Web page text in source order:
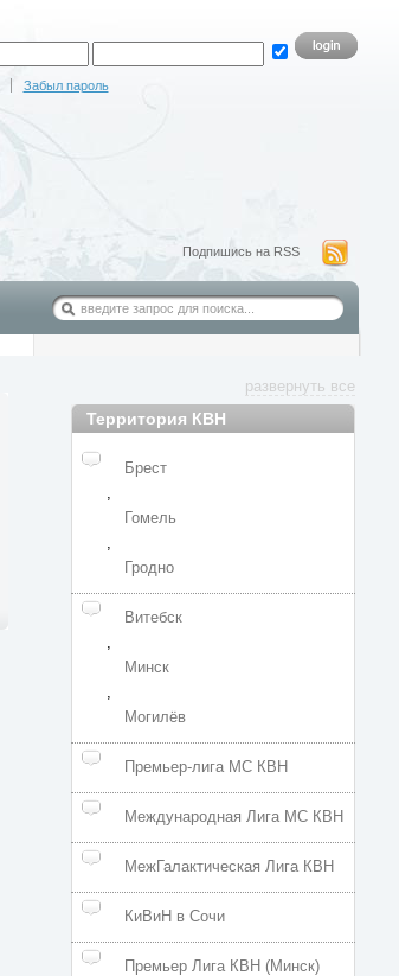
Забыл пароль
Подпишись на RSS
развернуть все
Территория КВН
Брест
,
Гомель
,
Гродно
Витебск
,
Минск
,
Могилёв
Премьер-лига МС КВН
Международная Лига МС КВН
МежГалактическая Лига КВН
КиВиН в Сочи
Премьер Лига КВН (Минск)